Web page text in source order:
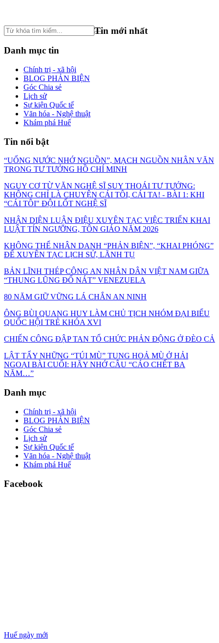
Tin mới nhất
Danh mục tin
Chính trị - xã hội
BLOG PHẢN BIỆN
Góc Chia sẻ
Lịch sử
Sự kiện Quốc tế
Văn hóa - Nghệ thuật
Khám phá Huế
Tin nổi bật
“UỐNG NƯỚC NHỚ NGUỒN”, MẠCH NGUỒN NHÂN VĂN
TRONG TƯ TƯỞNG HỒ CHÍ MINH
NGUY CƠ TỪ VĂN NGHỆ SĨ SUY THOÁI TƯ TƯỞNG:
KHÔNG CHỈ LÀ CHUYỆN CÁI TÔI, CÁI TA! - BÀI 1: KHI
“CÁI TÔI" ĐỘI LỐT NGHỆ SĨ
NHẬN DIỆN LUẬN ĐIỆU XUYÊN TẠC VIỆC TRIỂN KHAI
LUẬT TÍN NGƯỠNG, TÔN GIÁO NĂM 2026
KHÔNG THỂ NHÂN DANH “PHẢN BIỆN”, “KHAI PHÓNG”
ĐỂ XUYÊN TẠC LỊCH SỬ, LÃNH TỤ
BẢN LĨNH THÉP CÔNG AN NHÂN DÂN VIỆT NAM GIỮA
“THUNG LŨNG ĐỔ NÁT” VENEZUELA
80 NĂM GIỮ VỮNG LÁ CHẮN AN NINH
ÔNG BÙI QUANG HUY LÀM CHỦ TỊCH NHÓM ĐẠI BIỂU
QUỐC HỘI TRẺ KHÓA XVI
CHIẾN CÔNG ĐẬP TAN TỔ CHỨC PHẢN ĐỘNG Ở ĐÈO CẢ
LẬT TẨY NHỮNG “TÚI MÙ” TUNG HOẢ MÙ Ở HẢI
NGOẠI BÀI CUỐI: HÃY NHỚ CÂU “CÁO CHẾT BA
NĂM…”
Danh mục
Chính trị - xã hội
BLOG PHẢN BIỆN
Góc Chia sẻ
Lịch sử
Sự kiện Quốc tế
Văn hóa - Nghệ thuật
Khám phá Huế
Facebook
Huế ngày mới